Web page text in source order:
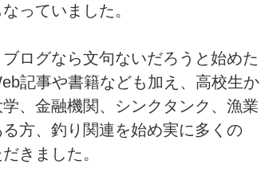
っていました。
ログなら文句ないだろうと始めた
記事や書籍なども加え、高校生か
、金融機関、シンクタンク、漁業
方、釣り関連を始め実に多くの
きました。